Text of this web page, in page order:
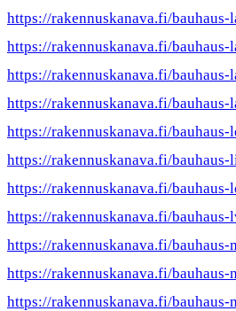
https://rakennuskanava.fi/
https://rakennuskanava.fi/
https://rakennuskanava.fi/
https://rakennuskanava.fi/bauhaus-
https://rakennuskanava.fi/bauhaus-
https://rakennuskanava.fi/
https://rakennuskanava.fi/bauhaus-
https://rakennuskanava.fi/
https://rakennuskanava.fi/
https://rakennuskanava.fi/bauhaus-
https://rakennuskanava.fi/bauhaus-